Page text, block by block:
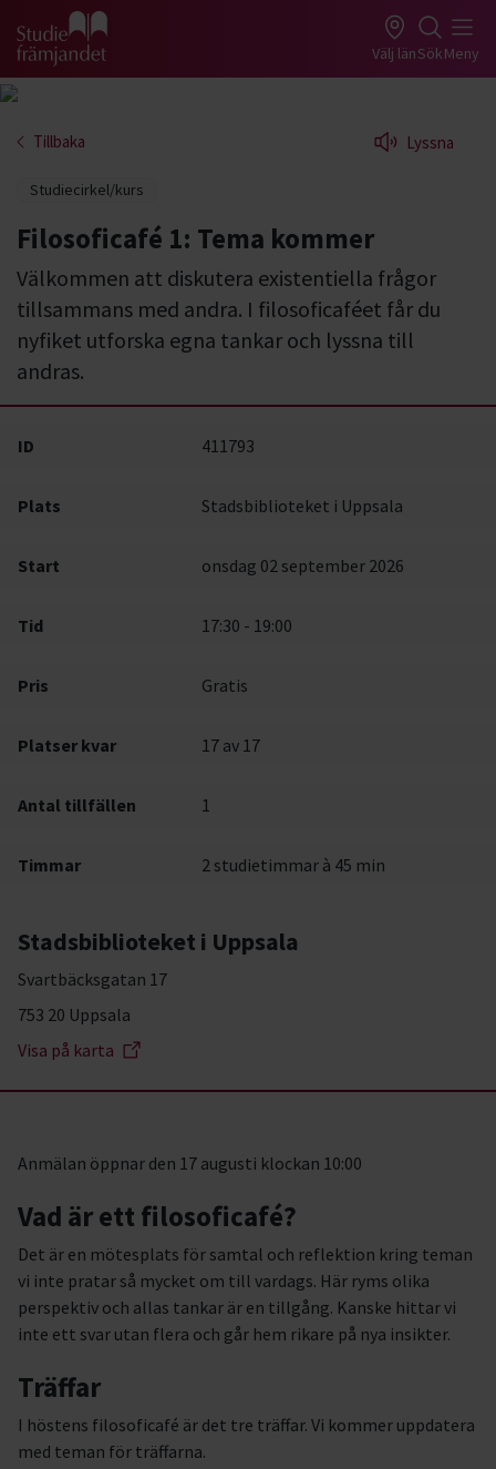
Gå till studiefrämjandets startsida Välj länSökMeny
Tillbaka Lyssna
Studiecirkel/kurs
Filosoficafé 1: Tema kommer
Välkommen att diskutera existentiella frågor
tillsammans med andra. I filosoficaféet får du
nyfiket utforska egna tankar och lyssna till
andras.
ID 411793
Plats Stadsbiblioteket i Uppsala
Start onsdag 02 september 2026
Tid 17:30 - 19:00
Pris Gratis
Platser kvar 17 av 17
Antal tillfällen 1
Timmar 2 studietimmar à 45 min
Stadsbiblioteket i Uppsala
Svartbäcksgatan 17
753 20 Uppsala
Visa på karta
Anmälan öppnar den 17 augusti klockan 10:00
Vad är ett filosoficafé?
Det är en mötesplats för samtal och reflektion kring teman
vi inte pratar så mycket om till vardags. Här ryms olika
perspektiv och allas tankar är en tillgång. Kanske hittar vi
inte ett svar utan flera och går hem rikare på nya insikter.
Träffar
I höstens filosoficafé är det tre träffar. Vi kommer uppdatera
med teman för träffarna.